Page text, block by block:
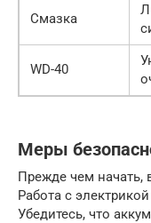
Смазка
WD-40
Меры
Прежде чем начать,
Работа с
Убедитесь, что